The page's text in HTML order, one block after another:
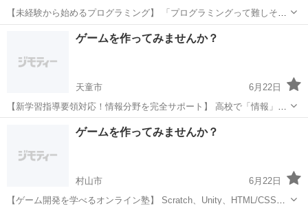
【未経験から始めるプログラミング】 「プログラミングって難しそ
う...」そんなイメージを払拭します！ 当塾が選ばれる理由 初心者向け
プログラミング 未経験
ゲームを作ってみませんか？
天童市
6月22日
【新学習指導要領対応！情報分野を完全サポート】 高校で「情報」が
必修化されました。 プログラミングの基礎をしっかり身につけましょ
プログラミング 思考力
ゲームを作ってみませんか？
村山市
6月22日
【ゲーム開発を学べるオンライン塾】 Scratch、Unity、HTML/CSSな